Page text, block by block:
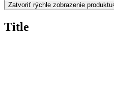
Zatvoriť rýchle zobrazenie produktu
Title